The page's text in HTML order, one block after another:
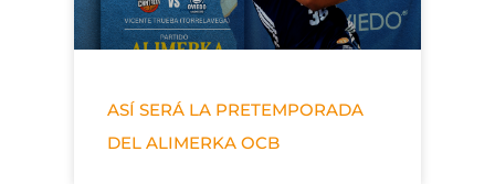
ASÍ SERÁ LA PRETEMPORADA
DEL ALIMERKA OCB